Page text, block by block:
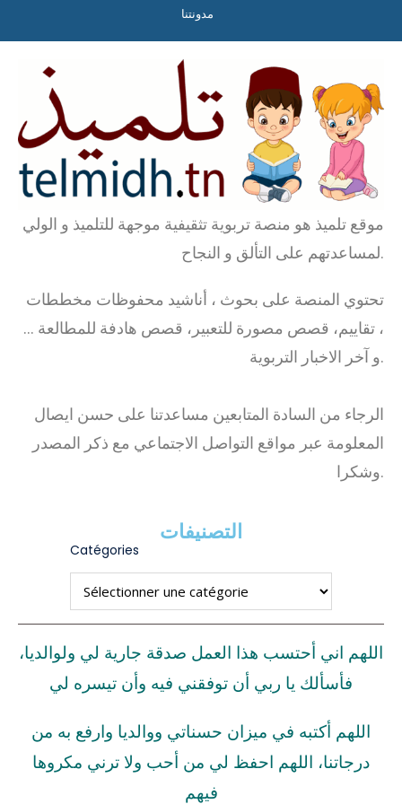
مدونتنا
موقع تلميذ هو منصة تربوية تثقيفية موجهة للتلميذ و الولي
لمساعدتهم على التألق و النجاح.
تحتوي المنصة على بحوث ، أناشيد محفوظات مخططات
، تقاييم، قصص مصورة للتعبير، قصص هادفة للمطالعة …
و آخر الاخبار التربوية.
الرجاء من السادة المتابعين مساعدتنا على حسن ايصال
المعلومة عبر مواقع التواصل الاجتماعي مع ذكر المصدر
وشكرا.
التصنيفات
Catégories
اللهم اني أحتسب هذا العمل صدقة جارية لي ولوالديا،
فأسألك يا ربي أن توفقني فيه وأن تيسره لي
اللهم أكتبه في ميزان حسناتي ووالديا وارفع به من
درجاتنا، اللهم احفظ لي من أحب ولا ترني مكروها
فيهم